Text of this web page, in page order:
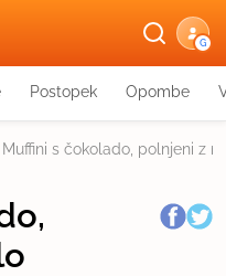
G
Postopek Opombe
Muffini s čokolado, polnjeni z